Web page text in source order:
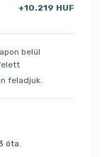
+10.219 HUF
belül
feladjuk.
óta.